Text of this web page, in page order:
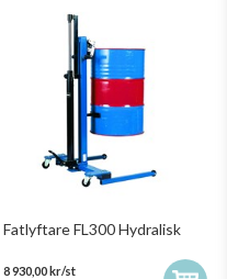
Fatlyftare FL300 Hydralisk
8 930,00 kr/st